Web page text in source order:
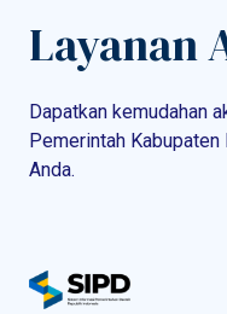
Layanan
Dapatkan kemudahan
Pemerintah
Anda.